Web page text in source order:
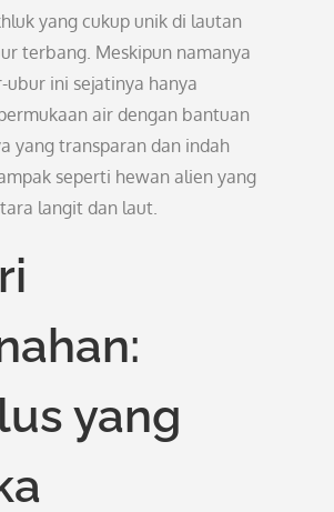
yang cukup unik di lautan
terbang. Meskipun namanya
ubur ini sejatinya hanya
air dengan bantuan
yang transparan dan indah
seperti hewan alien yang
langit dan laut.
yang